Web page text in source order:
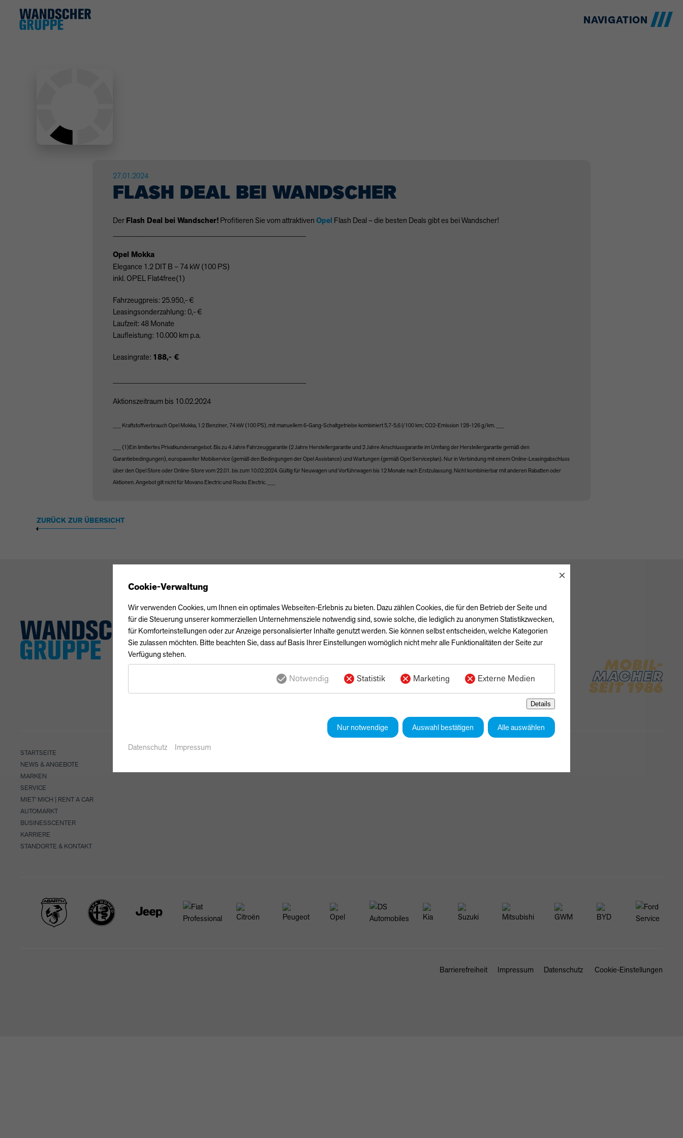
NAVIGATION
27.01.2024
FLASH DEAL BEI WANDSCHER
Der Flash Deal bei Wandscher! Profitieren Sie vom attraktiven Opel Flash Deal – die besten Deals gibt es bei Wandscher!
Opel Mokka
Elegance 1.2 DIT B – 74 kW (100 PS)
inkl. OPEL Flat4free(1)
Fahrzeugpreis: 25.950,- €
Leasingsonderzahlung: 0,- €
Laufzeit: 48 Monate
Laufleistung: 10.000 km p.a.
Leasingrate: 188,- €
Aktionszeitraum bis 10.02.2024
__ Kraftstoffverbrauch Opel Mokka, 1.2 Benziner, 74 kW (100 PS), mit manuellem 6-Gang-Schaltgetriebe kombiniert 5,7-5,6 l/100 km; CO2-Emission 128-126 g/km. __
__ (1)Ein limitiertes Privatkundenangebot. Bis zu 4 Jahre Fahrzeuggarantie (2 Jahre Herstellergarantie und 2 Jahre Anschlussgarantie im Umfang der Herstellergarantie gemäß den
Garantiebedingungen), europaweiter Mobilservice (gemäß den Bedingungen der Opel Assistance) und Wartungen (gemäß Opel Serviceplan). Nur in Verbindung mit einem Online-Leasingabschluss
über den Opel Store oder Online-Store vom 22.01. bis zum 10.02.2024. Gültig für Neuwagen und Vorführwagen bis 12 Monate nach Erstzulassung. Nicht kombinierbar mit anderen Rabatten oder
Aktionen. Angebot gilt nicht für Movano Electric und Rocks Electric. __
ZURÜCK ZUR ÜBERSICHT
STARTSEITE
NEWS & ANGEBOTE
MARKEN
SERVICE
MIET' MICH | RENT A CAR
AUTOMARKT
BUSINESSCENTER
KARRIERE
STANDORTE & KONTAKT
Barrierefreiheit Impressum Datenschutz Cookie-Einstellungen
Cookie-Verwaltung
×
Wir verwenden Cookies, um Ihnen ein optimales Webseiten-Erlebnis zu bieten. Dazu zählen Cookies, die für den Betrieb der Seite und
für die Steuerung unserer kommerziellen Unternehmensziele notwendig sind, sowie solche, die lediglich zu anonymen Statistikzwecken,
für Komforteinstellungen oder zur Anzeige personalisierter Inhalte genutzt werden. Sie können selbst entscheiden, welche Kategorien
Sie zulassen möchten. Bitte beachten Sie, dass auf Basis Ihrer Einstellungen womöglich nicht mehr alle Funktionalitäten der Seite zur
Verfügung stehen.
Notwendig Statistik Marketing Externe Medien
Details
Nur notwendige Auswahl bestätigen Alle auswählen
Datenschutz Impressum